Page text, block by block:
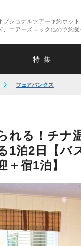
プショナルツアー予約ホット
、エアーズロック他の予約受
特 集
フェアバンクス
れる！チナ
1泊2日【バ
＋宿1泊】